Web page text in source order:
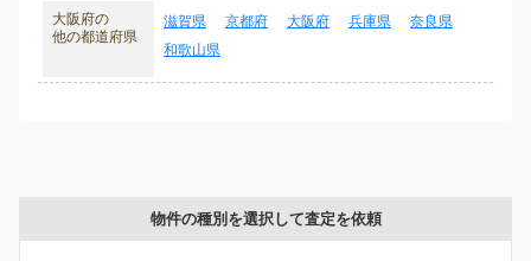
大阪府の
他の都道府県
滋賀県 京都府 大阪府 兵庫県
奈良県
和歌山県
物件の種別を選択して査定を依頼